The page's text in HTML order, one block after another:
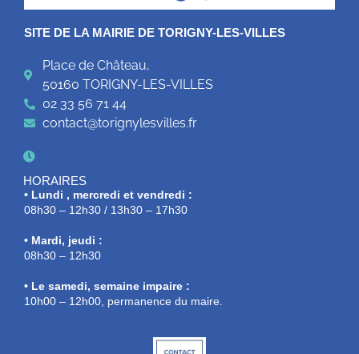
SITE DE LA MAIRIE DE TORIGNY-LES-VILLES
Place de Château,
50160 TORIGNY-LES-VILLES
02 33 56 71 44
contact@torignylesvilles.fr
HORAIRES
• Lundi , mercredi et vendredi :
08h30 – 12h30 / 13h30 – 17h30
• Mardi, jeudi :
08h30 – 12h30
• Le samedi, semaine impaire :
10h00 – 12h00, permanence du maire.